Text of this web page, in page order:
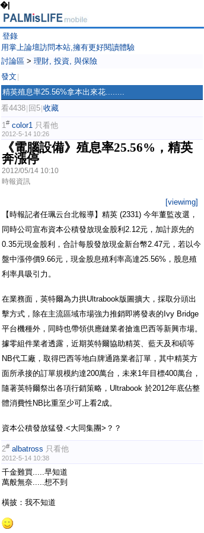
�|
登錄
用掌上論壇訪問本站,擁有更好閱讀體驗
討論區 > 理財, 投資, 與保險
發文
精英殖息率25.56%拿本出來花........
看4438 回5 收藏
1# color1 只看他
2012-5-14 10:26
《電腦設備》殖息率25.56%，精英
奔漲停
2012/05/14 10:10
時報資訊
[viewimg]
【時報記者任珮云台北報導】精英 (2331) 今年董監改選，
同時公司宣布資本公積發放現金股利2.12元，加計原先的
0.35元現金股利，合計每股發放現金新台幣2.47元，若以今
盤中漲停價9.66元，現金股息殖利率高達25.56%，股息殖
利率具吸引力。
在業務面，英特爾為力拱Ultrabook版圖擴大，採取分頭出
擊方式，除在主流區域市場強力推銷即將發表的Ivy Bridge
平台機種外，同時也帶領供應鏈業者搶進巴西等新興市場。
據零組件業者透露，近期英特爾協助精英、藍天及和碩等
NB代工廠，取得巴西等地白牌通路業者訂單，其中精英方
面所承接的訂單規模約達200萬台，未來1年目標400萬台，
隨著英特爾祭出各項行銷策略，Ultrabook 於2012年底佔整
體消費性NB比重至少可上看2成。
資本公積發放猛發.<大同集團>？？
2# albatross 只看他
2012-5-14 10:38
千金難買.....早知道
萬般無奈.....想不到
橫披：我不知道